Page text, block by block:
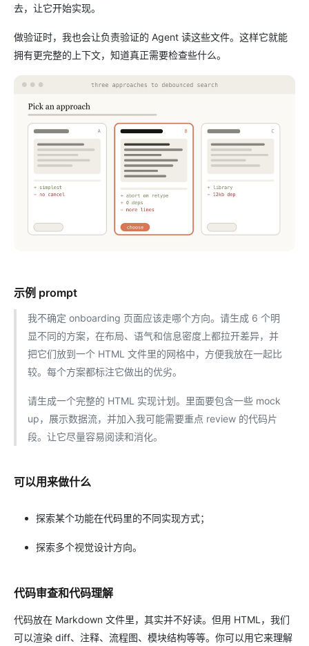
去，让它开始实现。
做验证时，我也会让负责验证的 Agent 读这些文件。这样它就能
拥有更完整的上下文，知道真正需要检查些什么。
示例 prompt
我不确定 onboarding 页面应该走哪个方向。请生成 6 个明
显不同的方案，在布局、语气和信息密度上都拉开差异，并
把它们放到一个 HTML 文件里的网格中，方便我放在一起比
较。每个方案都标注它做出的优劣。
请生成一个完整的 HTML 实现计划。里面要包含一些 mock
up，展示数据流，并加入我可能需要重点 review 的代码片
段。让它尽量容易阅读和消化。
可以用来做什么
探索某个功能在代码里的不同实现方式；
探索多个视觉设计方向。
代码审查和代码理解
代码放在 Markdown 文件里，其实并不好读。但用 HTML，我们
可以渲染 diff、注释、流程图、模块结构等等。你可以用它来理解